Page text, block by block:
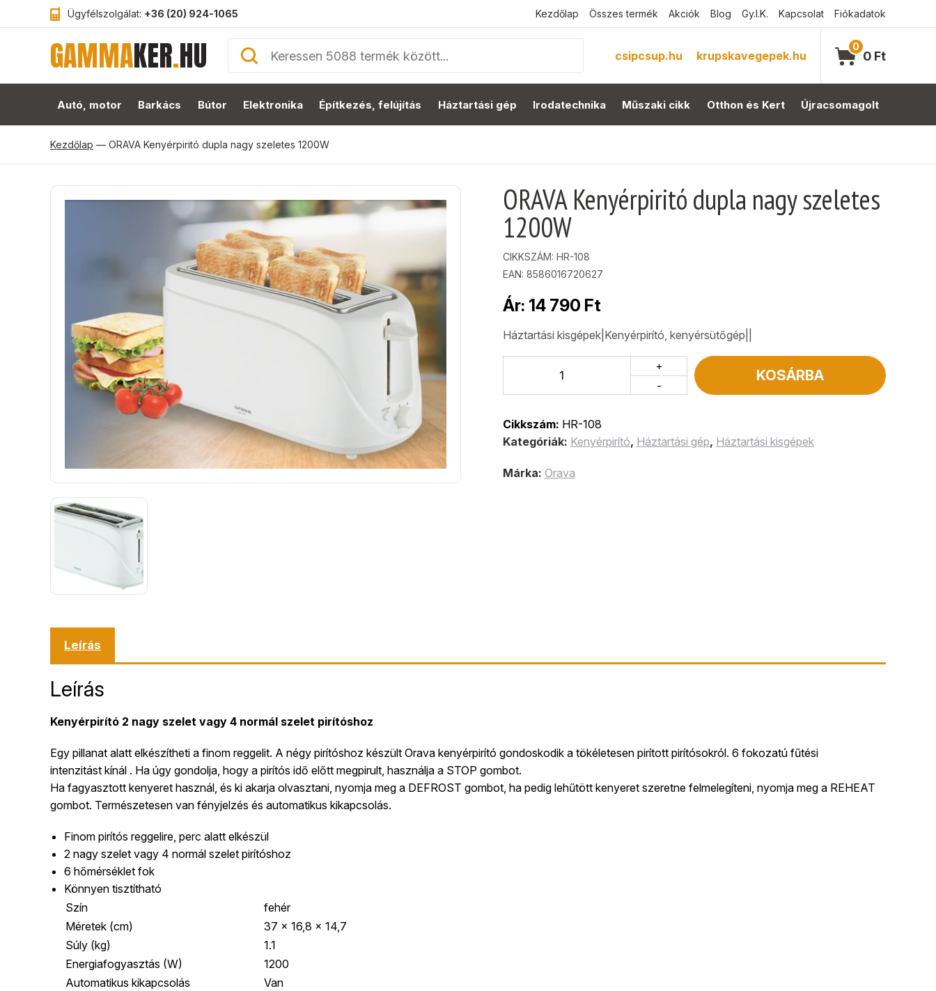
Ügyfélszolgálat: +36 (20) 924-1065 Kezdőlap Összes termék Akciók Blog Gy.I.K. Kapcsolat Fiókadatok
GAMMAKER.HU csipcsup.hu krupskavegepek.hu
0
0 Ft
Autó, motor Barkács Bútor Elektronika Építkezés, felújítás Háztartási gép Irodatechnika Műszaki cikk Otthon és Kert Újracsomagolt
Kezdőlap — ORAVA Kenyérpiritó dupla nagy szeletes 1200W
ORAVA Kenyérpiritó dupla nagy szeletes
1200W
CIKKSZÁM: HR-108
EAN: 8586016720627
Ár: 14 790 Ft
Háztartási kisgépek|Kenyérpirító, kenyérsütőgép||
-
+
KOSÁRBA
Cikkszám: HR-108
Kategóriák: Kenyérpirító, Háztartási gép, Háztartási kisgépek
Márka: Orava
Leírás
Leírás
Kenyérpirító 2 nagy szelet vagy 4 normál szelet pirítóshoz
Egy pillanat alatt elkészítheti a finom reggelit. A négy pirítóshoz készült Orava kenyérpirító gondoskodik a tökéletesen pirított pirítósokról. 6 fokozatú fűtési
intenzitást kínál . Ha úgy gondolja, hogy a pirítós idő előtt megpirult, használja a STOP gombot.
Ha fagyasztott kenyeret használ, és ki akarja olvasztani, nyomja meg a DEFROST gombot, ha pedig lehűtött kenyeret szeretne felmelegíteni, nyomja meg a REHEAT
gombot. Természetesen van fényjelzés és automatikus kikapcsolás.
Finom pirítós reggelire, perc alatt elkészül
2 nagy szelet vagy 4 normál szelet pirítóshoz
6 hőmérséklet fok
Könnyen tisztítható
Szín
fehér
Méretek (cm)
37 x 16,8 x 14,7
Súly (kg)
1.1
Energiafogyasztás (W)
1200
Automatikus kikapcsolás
Van